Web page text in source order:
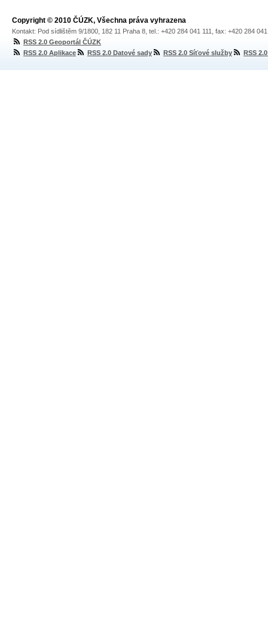
Copyright © 2010 ČÚZK, Všechna práva vyhrazena
Kontakt: Pod sídlištěm 9/1800, 182 11 Praha 8, tel.: +420 284 041 111, fax: +420 284
RSS 2.0 Geoportál ČÚZK
RSS 2.0 Aplikace
RSS 2.0 Datové sady RSS 2.0 Síťové služby RSS